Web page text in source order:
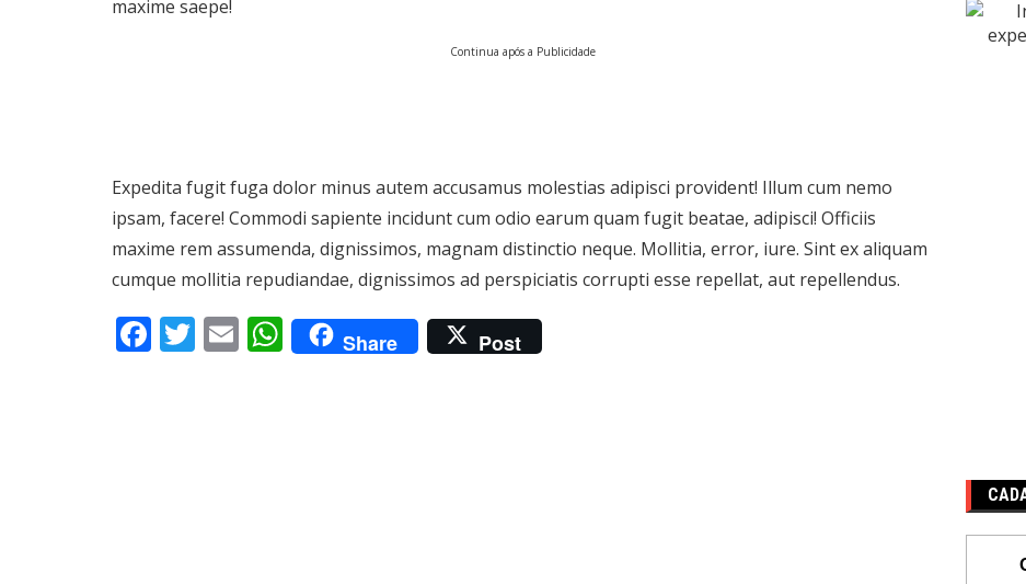
maxime saepe!
Continua após a Publicidade
Expedita fugit fuga dolor minus autem accusamus molestias adipisci provident! Illum cum nemo
ipsam, facere! Commodi sapiente incidunt cum odio earum quam fugit beatae, adipisci! Officiis
maxime rem assumenda, dignissimos, magnam distinctio neque. Mollitia, error, iure. Sint ex aliquam
cumque mollitia repudiandae, dignissimos ad perspiciatis corrupti esse repellat, aut repellendus.
Facebook
Twitter
EmailWhatsApp
Share Post